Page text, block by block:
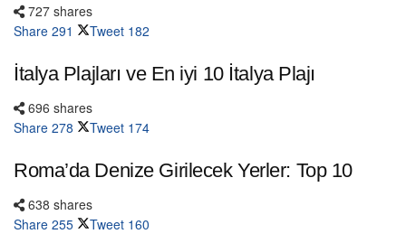
727 shares
Share 291 Tweet 182
İtalya Plajları ve En iyi 10 İtalya Plajı
696 shares
Share 278 Tweet 174
Roma’da Denize Girilecek Yerler: Top 10
638 shares
Share 255 Tweet 160